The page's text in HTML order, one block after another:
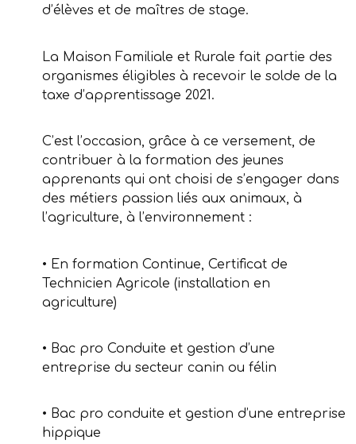
d’élèves et de maîtres de stage.
La Maison Familiale et Rurale fait partie des
organismes éligibles à recevoir le solde de la
taxe d’apprentissage 2021.
C’est l’occasion, grâce à ce versement, de
contribuer à la formation des jeunes
apprenants qui ont choisi de s’engager dans
des métiers passion liés aux animaux, à
l’agriculture, à l’environnement :
• En formation Continue, Certificat de
Technicien Agricole (installation en
agriculture)
• Bac pro Conduite et gestion d’une
entreprise du secteur canin ou félin
• Bac pro conduite et gestion d’une entreprise
hippique